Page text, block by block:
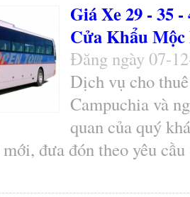
Giá Xe 29 - 35
Cửa Khẩu
Đăng ngày 07-
Dịch vụ cho
Campuchia và
quan của quý
đưa đón theo yêu